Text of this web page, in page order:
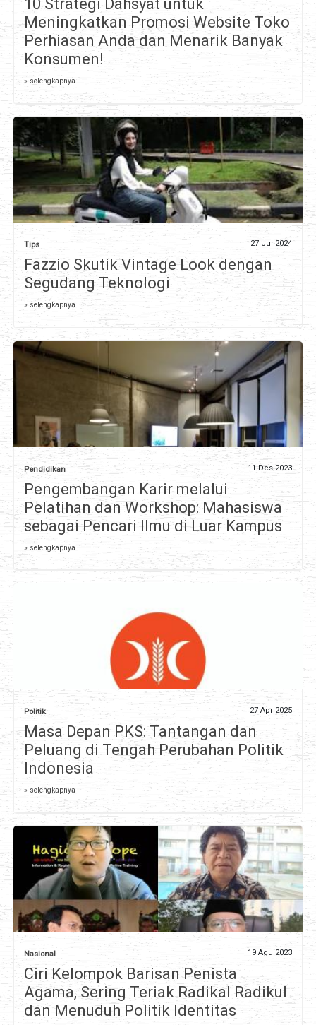
10 Strategi Dahsyat untuk
Meningkatkan Promosi Website Toko
Perhiasan Anda dan Menarik Banyak
Konsumen!
» selengkapnya
Tips 27 Jul 2024
Fazzio Skutik Vintage Look dengan
Segudang Teknologi
» selengkapnya
Pendidikan 11 Des 2023
Pengembangan Karir melalui
Pelatihan dan Workshop: Mahasiswa
sebagai Pencari Ilmu di Luar Kampus
» selengkapnya
Politik 27 Apr 2025
Masa Depan PKS: Tantangan dan
Peluang di Tengah Perubahan Politik
Indonesia
» selengkapnya
Nasional 19 Agu 2023
Ciri Kelompok Barisan Penista
Agama, Sering Teriak Radikal Radikul
dan Menuduh Politik Identitas